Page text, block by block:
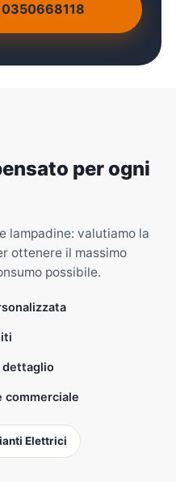
0350668118
per ogni
lampadine: valutiamo la
ottenere il massimo
possibile.
dettaglio
commerciale
Elettrici